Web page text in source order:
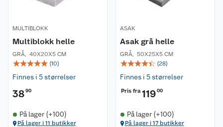
MULTIBLOKK
Multiblokk helle
GRÅ, 40X20X5 CM
☆☆☆☆☆ (10)
Finnes i 5 størrelser
3890
På lager (+100)
På lager i 11 butikker
ASAK
Asak grå helle
GRÅ, 50X25X5 CM
☆☆☆☆☆ (28)
Finnes i 5 størrelser
Pris fra11900
På lager (+100)
På lager i 17 butikker